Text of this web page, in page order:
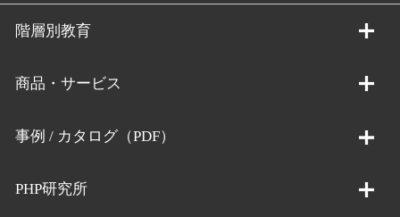
階層別教育
商品・サービス
事例 / カタログ（PDF）
PHP研究所